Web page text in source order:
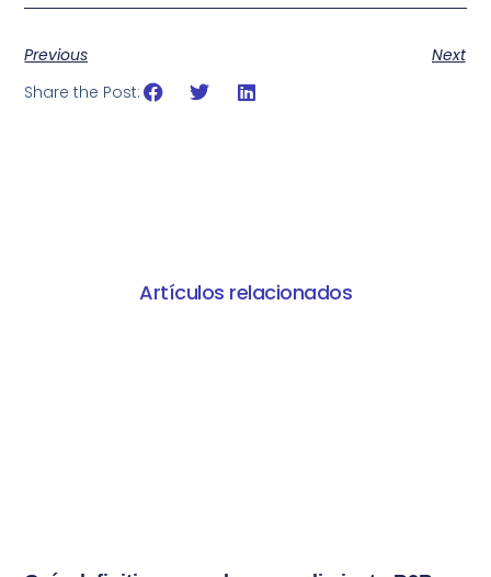
Previous
Next
Share the Post:
Artículos relacionados